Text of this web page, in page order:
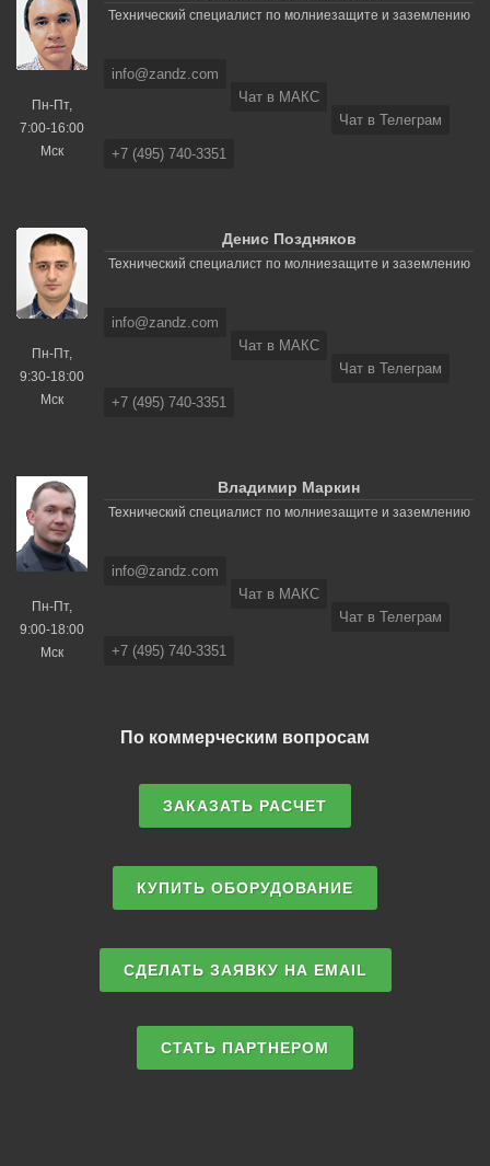
Пн-Пт,
7:00-16:00
Мск
Технический специалист по молниезащите и заземлению
info@zandz.com
Чат в МАКС
Чат в Телеграм
+7 (495) 740-3351
Пн-Пт,
9:30-18:00
Мск
Денис Поздняков
Технический специалист по молниезащите и заземлению
info@zandz.com
Чат в МАКС
Чат в Телеграм
+7 (495) 740-3351
Пн-Пт,
9:00-18:00
Мск
Владимир Маркин
Технический специалист по молниезащите и заземлению
info@zandz.com
Чат в МАКС
Чат в Телеграм
+7 (495) 740-3351
По коммерческим вопросам
ЗАКАЗАТЬ РАСЧЕТ
КУПИТЬ ОБОРУДОВАНИЕ
СДЕЛАТЬ ЗАЯВКУ НА EMAIL
СТАТЬ ПАРТНЕРОМ